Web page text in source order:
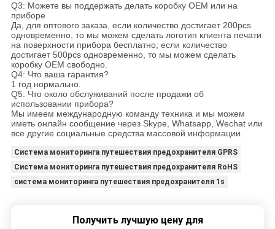
Q3: Можете вы поддержать делать коробку OEM или на
приборе
Да, для оптового заказа, если количество достигает 200pcs
одновременно, то мы можем сделать логотип клиента печати
на поверхности прибора бесплатно; если количество
достигает 500pcs одновременно, то мы можем сделать
коробку OEM свободно.
Q4: Что ваша гарантия?
1 год нормально.
Q5: Что около обслуживаний после продажи об
использовании прибора?
Мы имеем международную команду техника и мы можем
иметь онлайн сообщение через Skype, Whatsapp, Wechat или
все другие социальные средства массовой информации.
Система мониторинга путешествия предохранителя GPRS
Система мониторинга путешествия предохранителя RoHS
система мониторинга путешествия предохранителя 1s
Получить лучшую цену для